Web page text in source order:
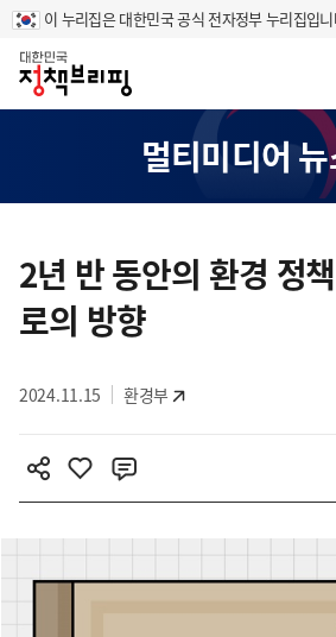
이 누리집은 대한민국 공식 전자정부 누리집입
홈
멀티미디어
텐
츠
영
2년 반 동안의 환경 정
로의 방향
2024.11.15 환경부